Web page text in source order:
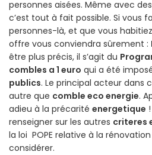
personnes aisées. Même avec des
c’est tout à fait possible. Si vous
personnes-là, et que vous
offre vous conviendra sûrement :
être plus précis, il s’agit du
combles a 1 euro qui a été
publics. Le principal acteur dans
autre que comble eco energie.
adieu à la précarité energetique
renseigner sur les autres criteres
la loi POPE relative à la
considérer.